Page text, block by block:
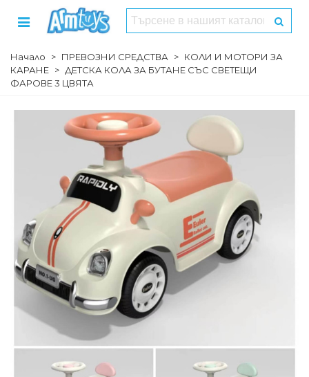
Начало > ПРЕВОЗНИ СРЕДСТВА > КОЛИ И МОТОРИ ЗА
КАРАНЕ > ДЕТСКА КОЛА ЗА БУТАНЕ СЪС СВЕТЕЩИ
ФАРОВЕ 3 ЦВЯТА